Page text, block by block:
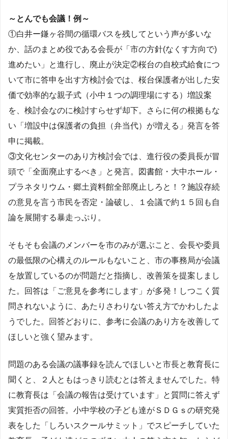
～とんでも会議！例～
①白井ー鎌ヶ谷間の循環バスを残してという声が多いな
か、話のまとめ役である会長が「市の方針(なくす方向で)
進めたい」と進行し、廃止が決定②桜台の自校式給食につ
いて市に答申を出す方検討会では、桜台保護者が出した安
価で効率的な親子式（小中１つの調理場にする）増設案
を、検討会なのに検討すらせず却下。さらに何の根拠もな
い「増設中は保護者の負担（弁当代）が増える」発言を答
申に掲載。
③文化センターのあり方検討会では、進行役の委員長が冒
頭で「全面廃止するべき」と発言。図書館・大中ホール・
プラネタリウム・郷土資料館全部廃止しろと！？施設存続
の意見を言う市民を否定・論破し、１会議で約１５回も自
論を展開する暴走っぷり。
そもそも会議のメンバーを市のみが選ぶこと、会長や委員
の最低限の心構えのルールもないこと、市の事務局が会議
を放置しているのが問題だと指摘し、改善策を提案しまし
た。回答は「ご意見を参考にします」が多発！しつこく質
問されないように、あたりさわりない答え方でかわしたよ
うでした。回答どおりに、参考に会議のあり方を改善して
ほしいと強く望みます。
問題のある会議の議事録を読んでほしいと市長と教育長に
聞くと、２人ともはっきり読むとは答えませんでした。特
に教育長は「会議の報告は受けています」と質問に答えず
実質拒否の回答。小中学校の子ども達がＳＤＧｓの研究発
表をした「しろいスクールサミット」でスピーチしていた